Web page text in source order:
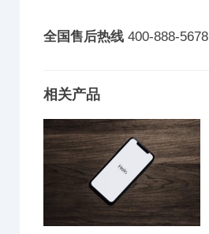
全国售后热线 400-888-5678
相关产品